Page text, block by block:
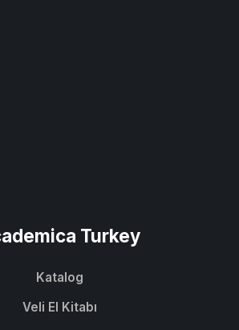
Turkey
Katalog
Veli El Kitabı